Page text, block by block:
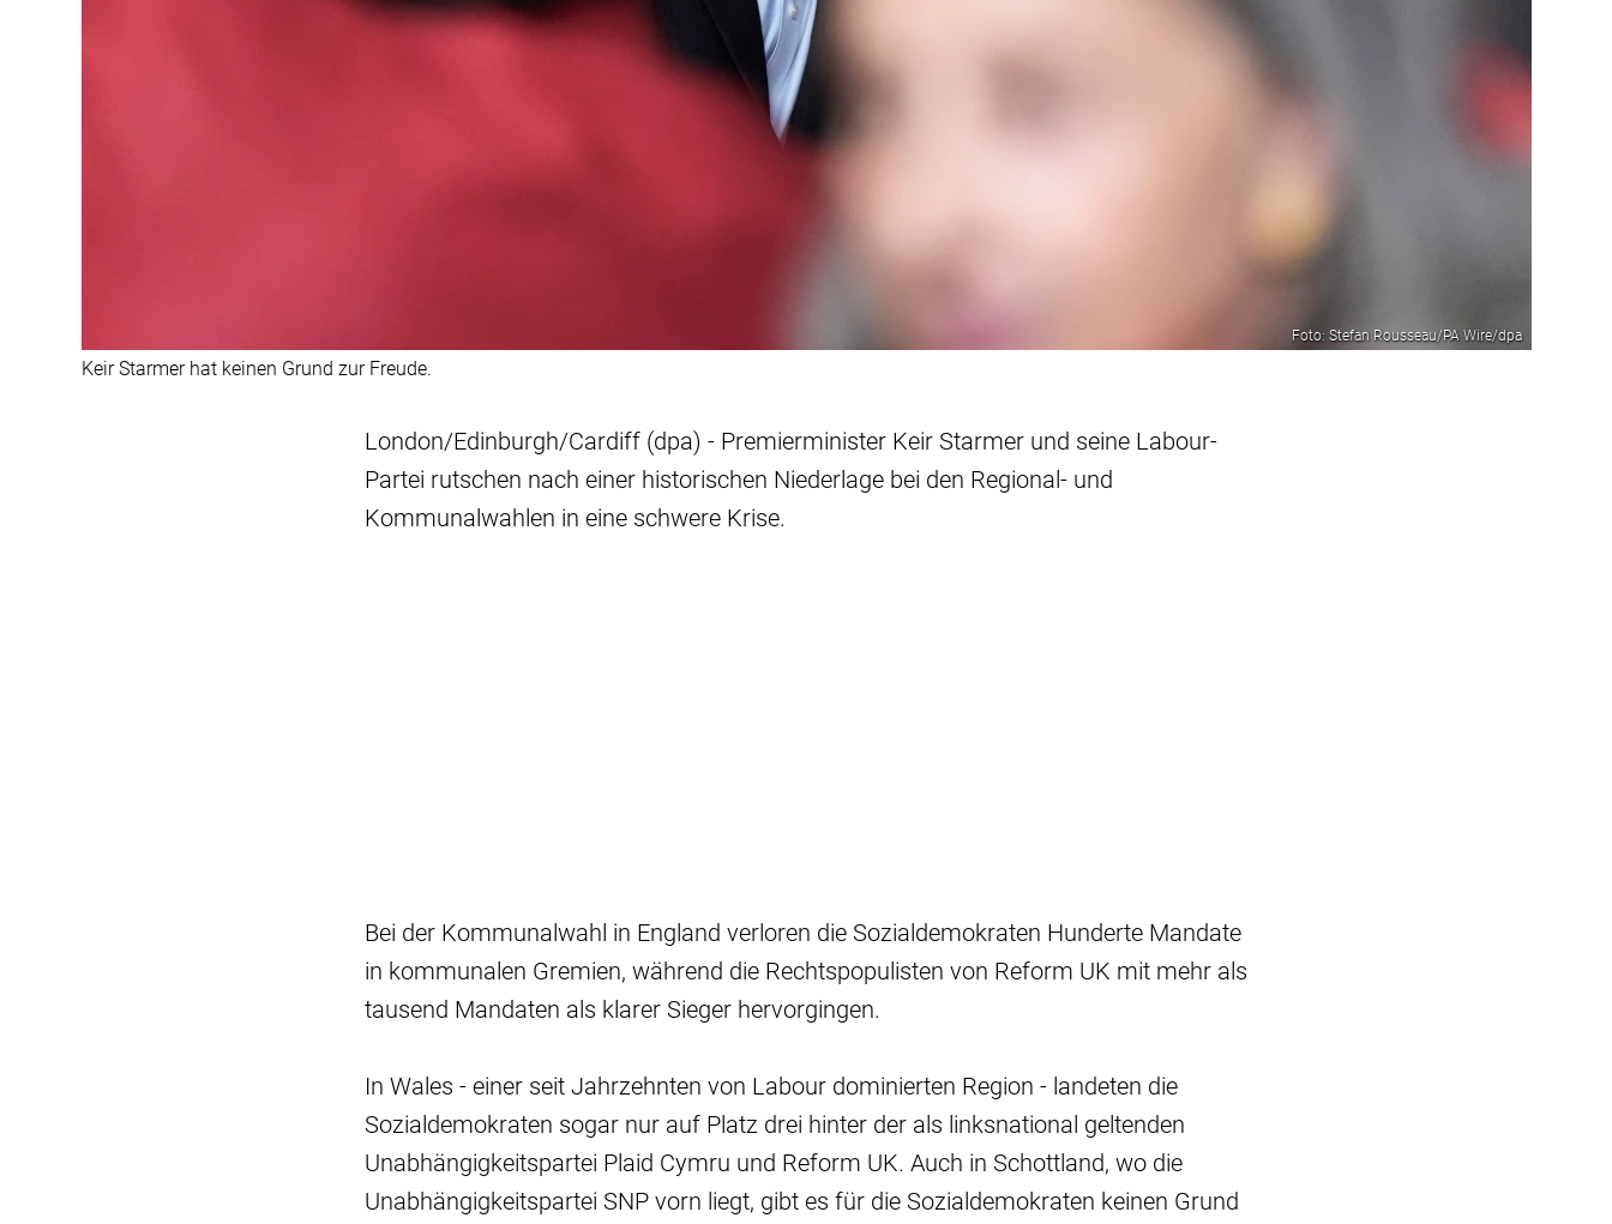
Foto: Stefan Rousseau/PA Wire/dpa
Keir Starmer hat keinen Grund zur Freude.
London/Edinburgh/Cardiff (dpa) - Premierminister Keir Starmer und seine Labour-
Partei rutschen nach einer historischen Niederlage bei den Regional- und
Kommunalwahlen in eine schwere Krise.
Bei der Kommunalwahl in England verloren die Sozialdemokraten Hunderte Mandate
in kommunalen Gremien, während die Rechtspopulisten von Reform UK mit mehr als
tausend Mandaten als klarer Sieger hervorgingen.
In Wales - einer seit Jahrzehnten von Labour dominierten Region - landeten die
Sozialdemokraten sogar nur auf Platz drei hinter der als linksnational geltenden
Unabhängigkeitspartei Plaid Cymru und Reform UK. Auch in Schottland, wo die
Unabhängigkeitspartei SNP vorn liegt, gibt es für die Sozialdemokraten keinen Grund